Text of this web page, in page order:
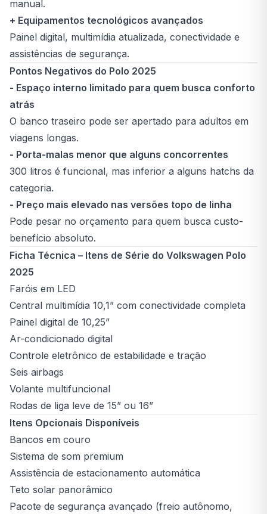
manual.
+ Equipamentos tecnológicos avançados
Painel digital, multimídia atualizada, conectividade e
assistências de segurança.
Pontos Negativos do Polo 2025
- Espaço interno limitado para quem busca conforto
atrás
O banco traseiro pode ser apertado para adultos em
viagens longas.
- Porta-malas menor que alguns concorrentes
300 litros é funcional, mas inferior a alguns hatchs da
categoria.
- Preço mais elevado nas versões topo de linha
Pode pesar no orçamento para quem busca custo-
benefício absoluto.
Ficha Técnica – Itens de Série do Volkswagen Polo
2025
Faróis em LED
Central multimídia 10,1” com conectividade completa
Painel digital de 10,25”
Ar-condicionado digital
Controle eletrônico de estabilidade e tração
Seis airbags
Volante multifuncional
Rodas de liga leve de 15” ou 16”
Itens Opcionais Disponíveis
Bancos em couro
Sistema de som premium
Assistência de estacionamento automática
Teto solar panorâmico
Pacote de segurança avançado (freio autônomo,